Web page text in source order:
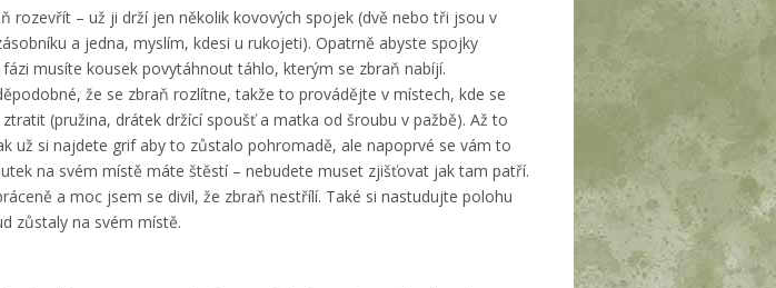
rozevřít – už ji drží jen několik kovových spojek (dvě nebo tři jsou v
a jedna, myslím, kdesi u rukojeti). Opatrně abyste spojky
musíte kousek povytáhnout táhlo, kterým se zbraň nabíjí.
že se zbraň rozlítne, takže to provádějte v místech, kde se
(pružina, drátek držící spoušť a matka od šroubu v pažbě). Až to
už si najdete grif aby to zůstalo pohromadě, ale napoprvé se vám to
na svém místě máte štěstí – nebudete muset zjišťovat jak tam patří.
a moc jsem se divil, že zbraň nestřílí. Také si nastudujte polohu
zůstaly na svém místě.